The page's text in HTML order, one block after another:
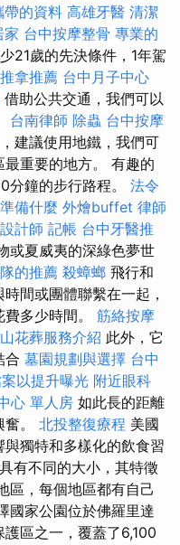
帶的資料 高雄牙醫 清潔
家 台中按摩整骨 專業的
21歲的先決條件，1年駕
拿推薦 台中月子中心
借助公共交通，我們可以
台南律師 除蟲 台中按摩
建議使用地鐵，我們可
重要的地方。 有趣的
分鐘的步行路程。 法令
備什麼 外燴buffet 律師
設計師 記帳 台中牙醫推
或夏威夷的深綠色夢世
的推薦 殺蟑螂 飛行和
間或團體聯繫在一起，
多少時間。 筋絡按摩
花葬服務介紹 此外，它
合 墓園規劃與選擇 台中
以提升曝光 附近眼科
心 單人房 如此長的距離
。 北投整復療程 美國
獨特和多樣化的飲食習
有不同的大小，其特徵
區，每個地區都有自己
國家公園位於佛羅里達
區之一，覆蓋了6,100